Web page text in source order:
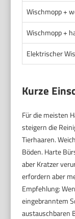
Wischmopp +
Wischmopp +
Elektrischer
Kurze
Für die meisten
steigern die
Tierhaaren.
Böden. Harte
aber Kratzer
erfordern aber
Empfehlung:
eingebranntem
austauschbaren